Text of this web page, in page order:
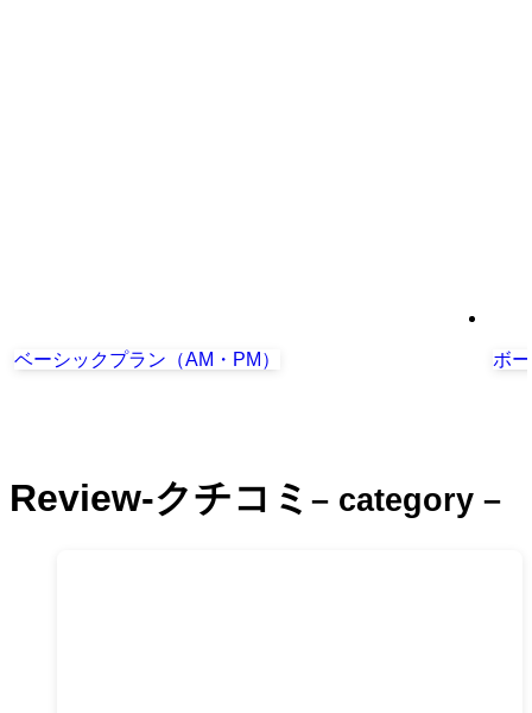
ベーシックプラン（AM・PM） ボ
Review-クチコミ – category –